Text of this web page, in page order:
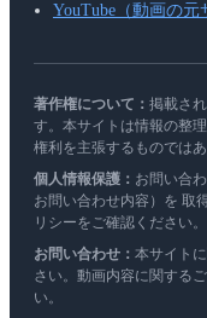
YouTube（動画の元
著作権について： 掲載さ
す。本サイトは情報の整
権利を主張するものではあ
個人情報保護： お問い合
お問い合わせ内容）を 取
リシーをご確認ください。
お問い合わせ： 本サイト
さい。動画内容に関する
い。